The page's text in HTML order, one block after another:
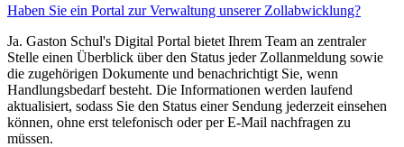
Haben Sie ein Portal zur Verwaltung unserer Zollabwicklung?
Ja. Gaston Schul's Digital Portal bietet Ihrem Team an zentraler
Stelle einen Überblick über den Status jeder Zollanmeldung sowie
die zugehörigen Dokumente und benachrichtigt Sie, wenn
Handlungsbedarf besteht. Die Informationen werden laufend
aktualisiert, sodass Sie den Status einer Sendung jederzeit einsehen
können, ohne erst telefonisch oder per E-Mail nachfragen zu
müssen.